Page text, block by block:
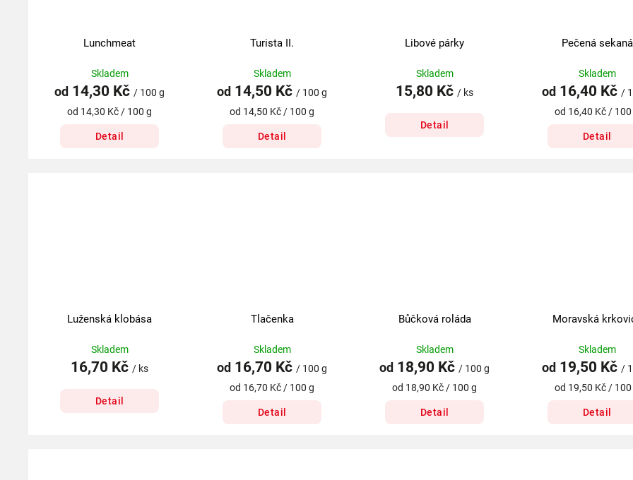
Lunchmeat
Skladem
od 14,30 Kč / 100 g
od 14,30 Kč / 100 g
Detail
Turista II.
Skladem
od 14,50 Kč / 100 g
od 14,50 Kč / 100 g
Detail
Libové párky
Skladem
15,80 Kč / ks
Detail
Pečená sekaná
Skladem
od 16,40 Kč /
od 16,40 Kč / 100
Detail
Luženská klobása
Skladem
16,70 Kč / ks
Detail
Tlačenka
Skladem
od 16,70 Kč / 100 g
od 16,70 Kč / 100 g
Detail
Bůčková roláda
Skladem
od 18,90 Kč / 100 g
od 18,90 Kč / 100 g
Detail
Moravská
Skladem
od 19,50 Kč /
od 19,50 Kč / 100
Detail